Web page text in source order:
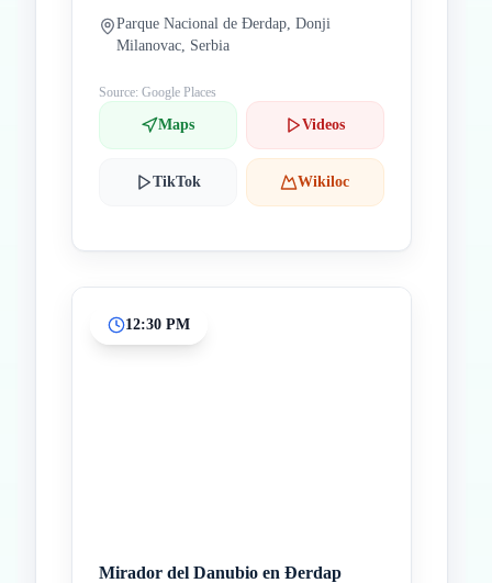
Parque Nacional de Đerdap, Donji
Milanovac, Serbia
Source: Google Places
Maps Videos
TikTok Wikiloc
12:30 PM
Mirador del Danubio en Đerdap